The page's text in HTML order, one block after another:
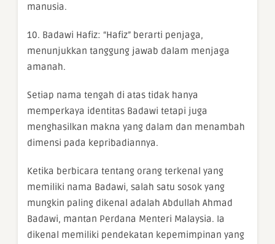
manusia.
10. Badawi Hafiz: “Hafiz” berarti penjaga,
menunjukkan tanggung jawab dalam menjaga
amanah.
Setiap nama tengah di atas tidak hanya
memperkaya identitas Badawi tetapi juga
menghasilkan makna yang dalam dan menambah
dimensi pada kepribadiannya.
Ketika berbicara tentang orang terkenal yang
memiliki nama Badawi, salah satu sosok yang
mungkin paling dikenal adalah Abdullah Ahmad
Badawi, mantan Perdana Menteri Malaysia. Ia
dikenal memiliki pendekatan kepemimpinan yang